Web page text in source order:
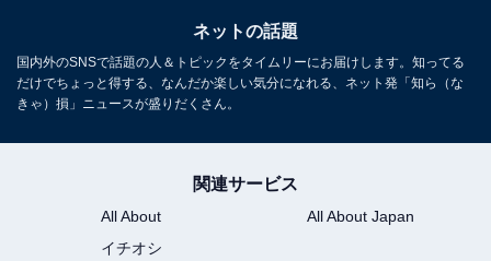
ネットの話題
国内外のSNSで話題の人＆トピックをタイムリーにお届けします。知ってる
だけでちょっと得する、なんだか楽しい気分になれる、ネット発「知ら（な
きゃ）損」ニュースが盛りだくさん。
関連サービス
All About
All About Japan
イチオシ